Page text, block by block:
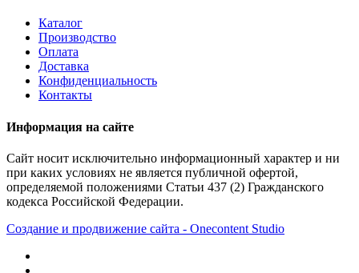
Каталог
Производство
Оплата
Доставка
Конфиденциальность
Контакты
Информация на сайте
Сайт носит исключительно информационный характер и ни
при каких условиях не является публичной офертой,
определяемой положениями Статьи 437 (2) Гражданского
кодекса Российской Федерации.
Создание и продвижение сайта - Onecontent Studio